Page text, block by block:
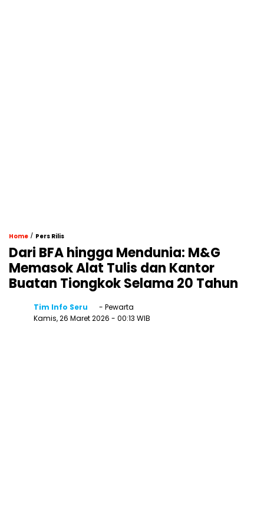
Home / Pers Rilis
Dari BFA hingga Mendunia: M&G
Memasok Alat Tulis dan Kantor
Buatan Tiongkok Selama 20 Tahun
Tim Info Seru
- Pewarta
Kamis, 26 Maret 2026 - 00:13 WIB